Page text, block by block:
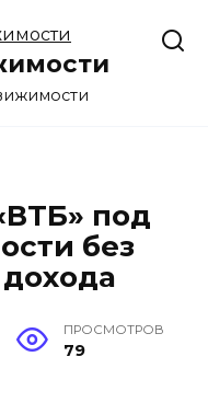
под
без
ПРОСМОТРОВ
79